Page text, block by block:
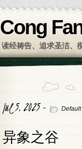
Cong
读经祷告、追求圣洁、
Jul 5, 2025 - Default
异象之谷